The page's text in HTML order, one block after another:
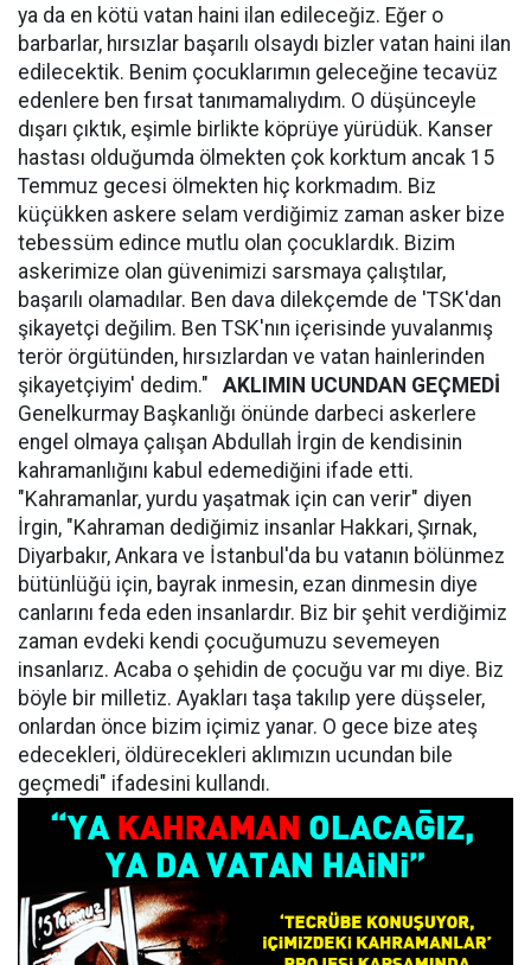
ya da en kötü vatan haini ilan edileceğiz. Eğer o
barbarlar, hırsızlar başarılı olsaydı bizler vatan haini ilan
edilecektik. Benim çocuklarımın geleceğine tecavüz
edenlere ben fırsat tanımamalıydım. O düşünceyle
dışarı çıktık, eşimle birlikte köprüye yürüdük. Kanser
hastası olduğumda ölmekten çok korktum ancak 15
Temmuz gecesi ölmekten hiç korkmadım. Biz
küçükken askere selam verdiğimiz zaman asker bize
tebessüm edince mutlu olan çocuklardık. Bizim
askerimize olan güvenimizi sarsmaya çalıştılar,
başarılı olamadılar. Ben dava dilekçemde de 'TSK'dan
şikayetçi değilim. Ben TSK'nın içerisinde yuvalanmış
terör örgütünden, hırsızlardan ve vatan hainlerinden
şikayetçiyim' dedim." AKLIMIN UCUNDAN GEÇMEDİ
Genelkurmay Başkanlığı önünde darbeci askerlere
engel olmaya çalışan Abdullah İrgin de kendisinin
kahramanlığını kabul edemediğini ifade etti.
"Kahramanlar, yurdu yaşatmak için can verir" diyen
İrgin, "Kahraman dediğimiz insanlar Hakkari, Şırnak,
Diyarbakır, Ankara ve İstanbul'da bu vatanın bölünmez
bütünlüğü için, bayrak inmesin, ezan dinmesin diye
canlarını feda eden insanlardır. Biz bir şehit verdiğimiz
zaman evdeki kendi çocuğumuzu sevemeyen
insanlarız. Acaba o şehidin de çocuğu var mı diye. Biz
böyle bir milletiz. Ayakları taşa takılıp yere düşseler,
onlardan önce bizim içimiz yanar. O gece bize ateş
edecekleri, öldürecekleri aklımızın ucundan bile
geçmedi" ifadesini kullandı.